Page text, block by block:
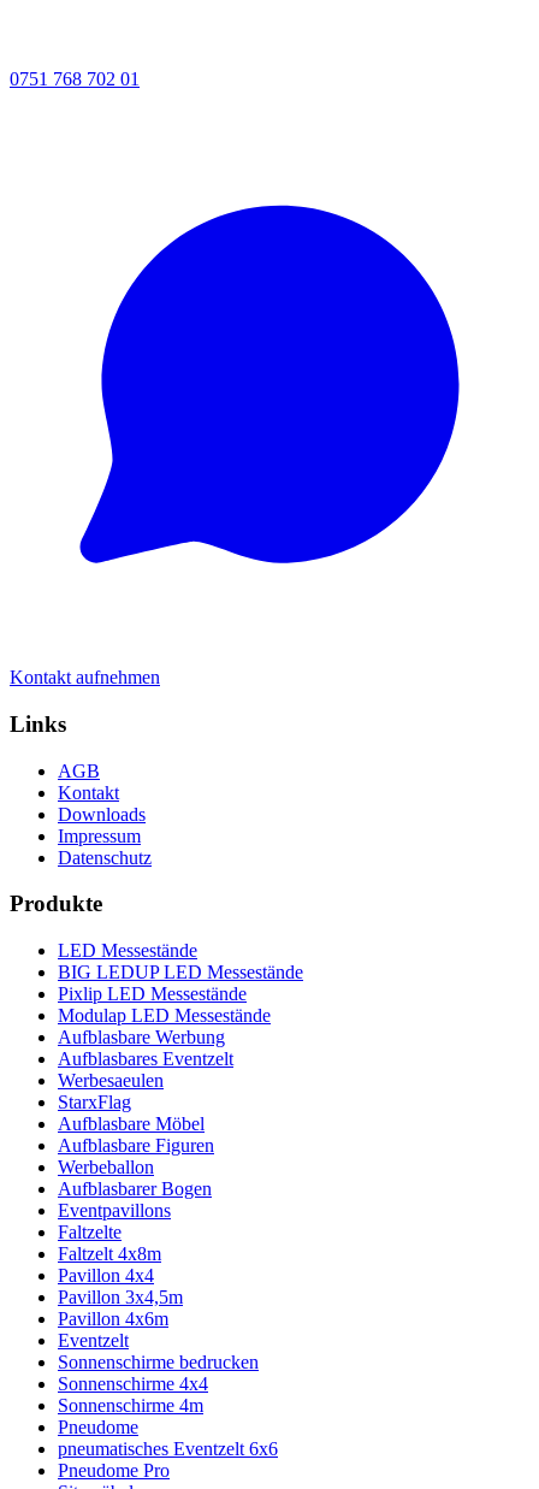
0751 768 702 01
Kontakt aufnehmen
Links
AGB
Kontakt
Downloads
Impressum
Datenschutz
Produkte
LED Messestände
BIG LEDUP LED Messestände
Pixlip LED Messestände
Modulap LED Messestände
Aufblasbare Werbung
Aufblasbares Eventzelt
Werbesaeulen
StarxFlag
Aufblasbare Möbel
Aufblasbare Figuren
Werbeballon
Aufblasbarer Bogen
Eventpavillons
Faltzelte
Faltzelt 4x8m
Pavillon 4x4
Pavillon 3x4,5m
Pavillon 4x6m
Eventzelt
Sonnenschirme bedrucken
Sonnenschirme 4x4
Sonnenschirme 4m
Pneudome
pneumatisches Eventzelt 6x6
Pneudome Pro